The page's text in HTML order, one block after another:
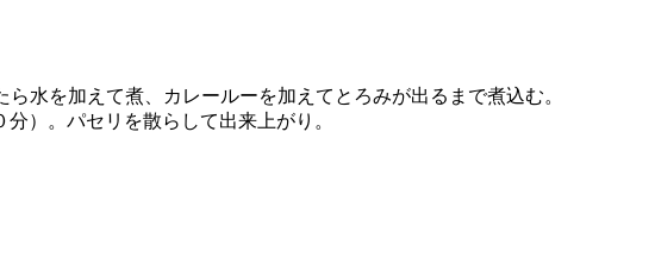
水を加えて煮、カレールーを加えてとろみが出るまで煮込む。
）。パセリを散らして出来上がり。